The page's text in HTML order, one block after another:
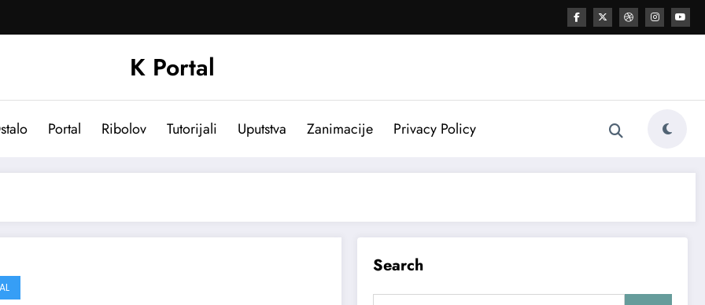
K Portal
Portal Ribolov Tutorijali Uputstva Zanimacije Privacy Policy
Search